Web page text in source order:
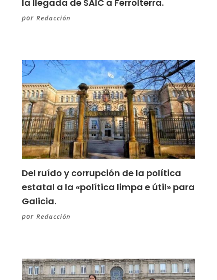
la llegada de SAIC a Ferrolterra.
por Redacción
Del ruído y corrupción de la política
estatal a la «política limpa e útil» para
Galicia.
por Redacción